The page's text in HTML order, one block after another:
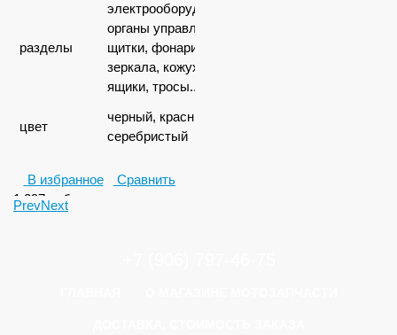
разделы
электрооборудование,
органы управления,
щитки, фонари,
зеркала, кожухи,
ящики, тросы...
цвет
черный, красный,
серебристый
В избранное
Сравнить
1 297руб.
PrevNext